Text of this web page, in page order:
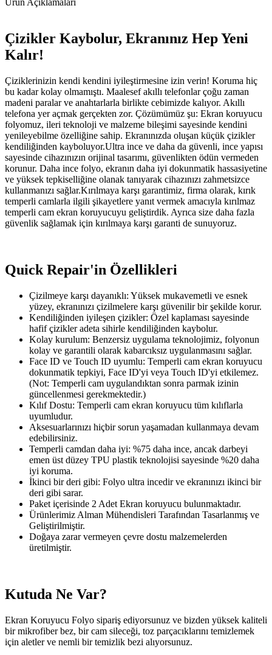
Çizikler Kaybolur, Ekranınız Hep Yeni
Kalır!
Çiziklerinizin kendi kendini iyileştirmesine izin verin! Koruma hiç
bu kadar kolay olmamıştı. Maalesef akıllı telefonlar çoğu zaman
madeni paralar ve anahtarlarla birlikte cebimizde kalıyor. Akıllı
telefona yer açmak gerçekten zor. Çözümümüz şu: Ekran koruyucu
folyomuz, ileri teknoloji ve malzeme bileşimi sayesinde kendini
yenileyebilme özelliğine sahip. Ekranınızda oluşan küçük çizikler
kendiliğinden kayboluyor.Ultra ince ve daha da güvenli, ince yapısı
sayesinde cihazınızın orijinal tasarımı, güvenlikten ödün vermeden
korunur. Daha ince folyo, ekranın daha iyi dokunmatik hassasiyetine
ve yüksek tepkiselliğine olanak tanıyarak cihazınızı zahmetsizce
kullanmanızı sağlar.Kırılmaya karşı garantimiz, firma olarak, kırık
temperli camlarla ilgili şikayetlere yanıt vermek amacıyla kırılmaz
temperli cam ekran koruyucuyu geliştirdik. Ayrıca size daha fazla
güvenlik sağlamak için kırılmaya karşı garanti de sunuyoruz.
Quick Repair'in Özellikleri
Çizilmeye karşı dayanıklı: Yüksek mukavemetli ve esnek
yüzey, ekranınızı çizilmelere karşı güvenilir bir şekilde korur.
Kendiliğinden iyileşen çizikler: Özel kaplaması sayesinde
hafif çizikler adeta sihirle kendiliğinden kaybolur.
Kolay kurulum: Benzersiz uygulama teknolojimiz, folyonun
kolay ve garantili olarak kabarcıksız uygulanmasını sağlar.
Face ID ve Touch ID uyumlu: Temperli cam ekran koruyucu
dokunmatik tepkiyi, Face ID'yi veya Touch ID'yi etkilemez.
(Not: Temperli cam uygulandıktan sonra parmak izinin
güncellenmesi gerekmektedir.)
Kılıf Dostu: Temperli cam ekran koruyucu tüm kılıflarla
uyumludur.
Aksesuarlarınızı hiçbir sorun yaşamadan kullanmaya devam
edebilirsiniz.
Temperli camdan daha iyi: %75 daha ince, ancak darbeyi
emen üst düzey TPU plastik teknolojisi sayesinde %20 daha
iyi koruma.
İkinci bir deri gibi: Folyo ultra incedir ve ekranınızı ikinci bir
deri gibi sarar.
Paket içerisinde 2 Adet Ekran koruyucu bulunmaktadır.
Ürünlerimiz Alman Mühendisleri Tarafından Tasarlanmış ve
Geliştirilmiştir.
Doğaya zarar vermeyen çevre dostu malzemelerden
üretilmiştir.
Kutuda Ne Var?
Ekran Koruyucu Folyo sipariş ediyorsunuz ve bizden yüksek kaliteli
bir mikrofiber bez, bir cam sileceği, toz parçacıklarını temizlemek
için aletler ve nemli bir temizlik bezi alıyorsunuz.